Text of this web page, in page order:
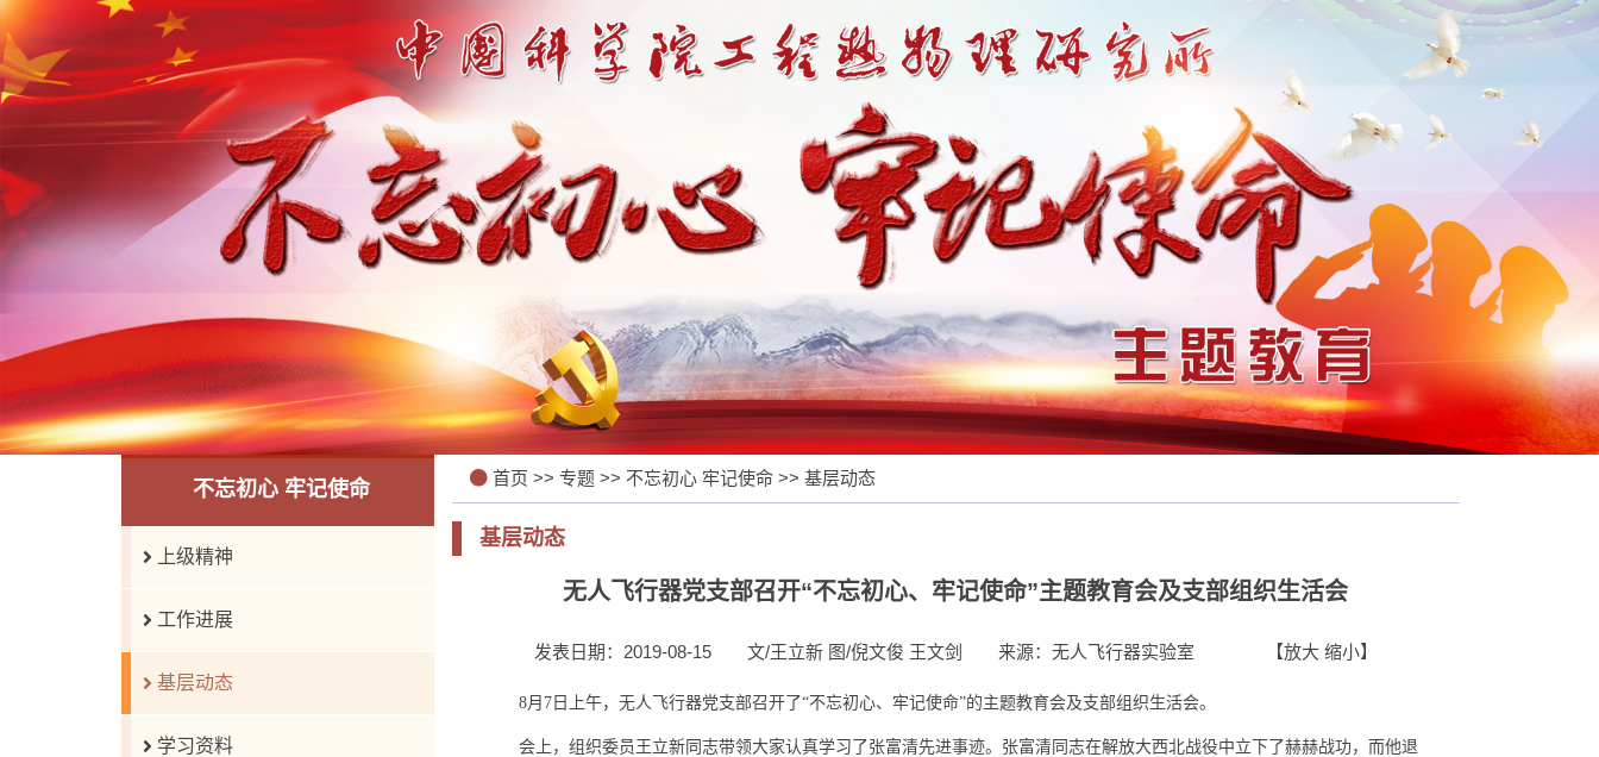
不忘初心 牢记使命
上级精神
工作进展
基层动态
学习资料
首页 >> 专题>> 不忘初心 牢记使命>> 基层动态
基层动态
无人飞行器党支部召开“不忘初心、牢记使命”主题教育会及支部组织生活会
发表日期：2019-08-15 文/王立新 图/倪文俊 王文剑 来源：无人飞行器实验室 【放大 缩小】
8月 7 日上午，无人飞行器党支部召开了“不忘初心、牢记使命”的主题教育会及支部组织生活会。
会上，组织委员王立新同志带领大家认真学习了张富清先进事迹。张富清同志在解放大西北战役中立下了赫赫战功，而他退